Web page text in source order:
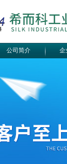
公司简介 企